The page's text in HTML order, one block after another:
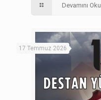
Devamını Oku
17 Temmuz 2026